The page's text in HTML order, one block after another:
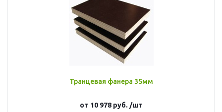
Транцевая фанера 35мм
от 10 978 руб. /шт